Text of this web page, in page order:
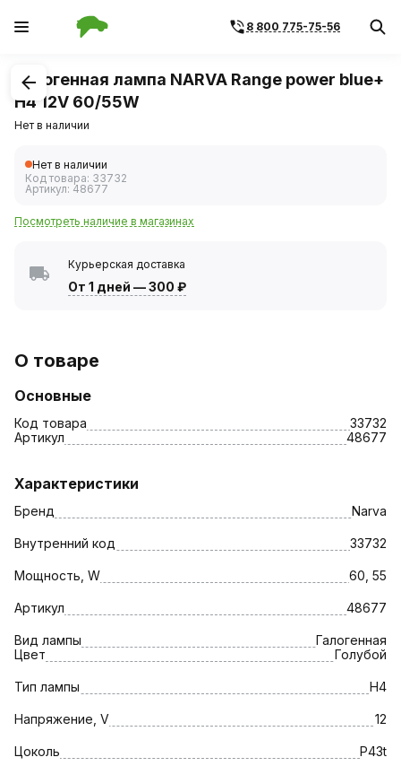
8 800 775-75-56
1/1
Галогенная лампа NARVA Range power blue+
H4 12V 60/55W
Нет в наличии
Нет в наличии
Код товара: 33732
Артикул: 48677
Посмотреть наличие в магазинах
Курьерская доставка
От 1 дней —300 ₽
О товаре
Основные
Код товара
33732
Артикул
48677
Характеристики
Бренд Narva
Внутренний код 33732
Мощность, W 60, 55
Артикул 48677
Вид лампы
Галогенная
Цвет
Голубой
Тип лампы H4
Напряжение, V 12
Цоколь P43t